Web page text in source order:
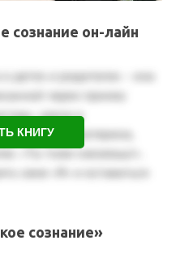
сознание он-лайн
КНИГУ
сознание»